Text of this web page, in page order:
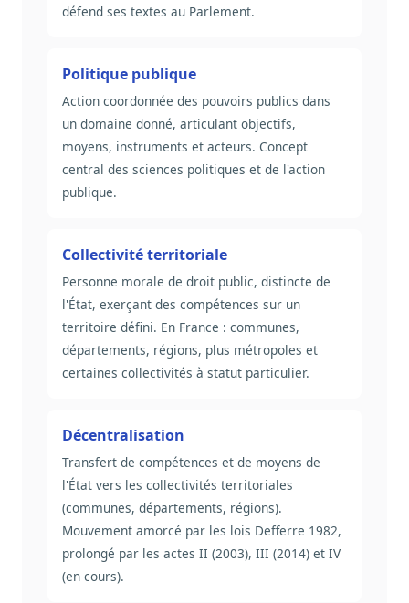
défend ses textes au Parlement.
Politique publique
Action coordonnée des pouvoirs publics dans
un domaine donné, articulant objectifs,
moyens, instruments et acteurs. Concept
central des sciences politiques et de l'action
publique.
Collectivité territoriale
Personne morale de droit public, distincte de
l'État, exerçant des compétences sur un
territoire défini. En France : communes,
départements, régions, plus métropoles et
certaines collectivités à statut particulier.
Décentralisation
Transfert de compétences et de moyens de
l'État vers les collectivités territoriales
(communes, départements, régions).
Mouvement amorcé par les lois Defferre 1982,
prolongé par les actes II (2003), III (2014) et IV
(en cours).